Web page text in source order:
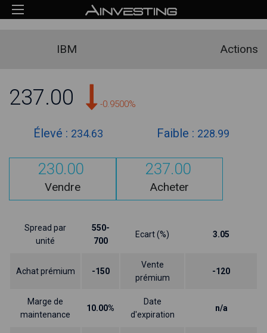
IBM Actions
237.00 -0.9500%
Élevé : 234.63 Faible : 228.99
230.00
Vendre
237.00
Acheter
Spread par
unité
550-
700
Ecart (%) 3.05
Achat prémium -150
Vente
prémium
-120
Marge de
maintenance
10.00%
Date
d'expiration
n/a